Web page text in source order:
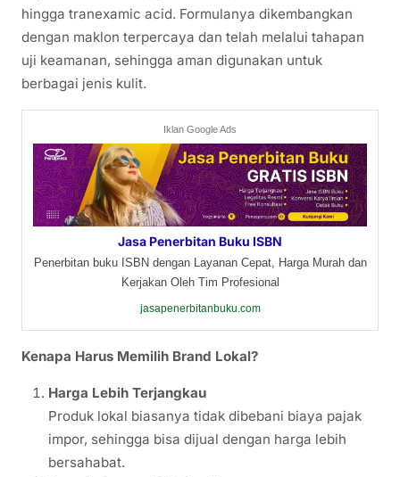
hingga tranexamic acid. Formulanya dikembangkan
dengan maklon terpercaya dan telah melalui tahapan
uji keamanan, sehingga aman digunakan untuk
berbagai jenis kulit.
Iklan Google Ads
Jasa Penerbitan Buku ISBN
Penerbitan buku ISBN dengan Layanan Cepat, Harga Murah dan
Kerjakan Oleh Tim Profesional
jasapenerbitanbuku.com
Kenapa Harus Memilih Brand Lokal?
Harga Lebih Terjangkau
Produk lokal biasanya tidak dibebani biaya pajak
impor, sehingga bisa dijual dengan harga lebih
bersahabat.